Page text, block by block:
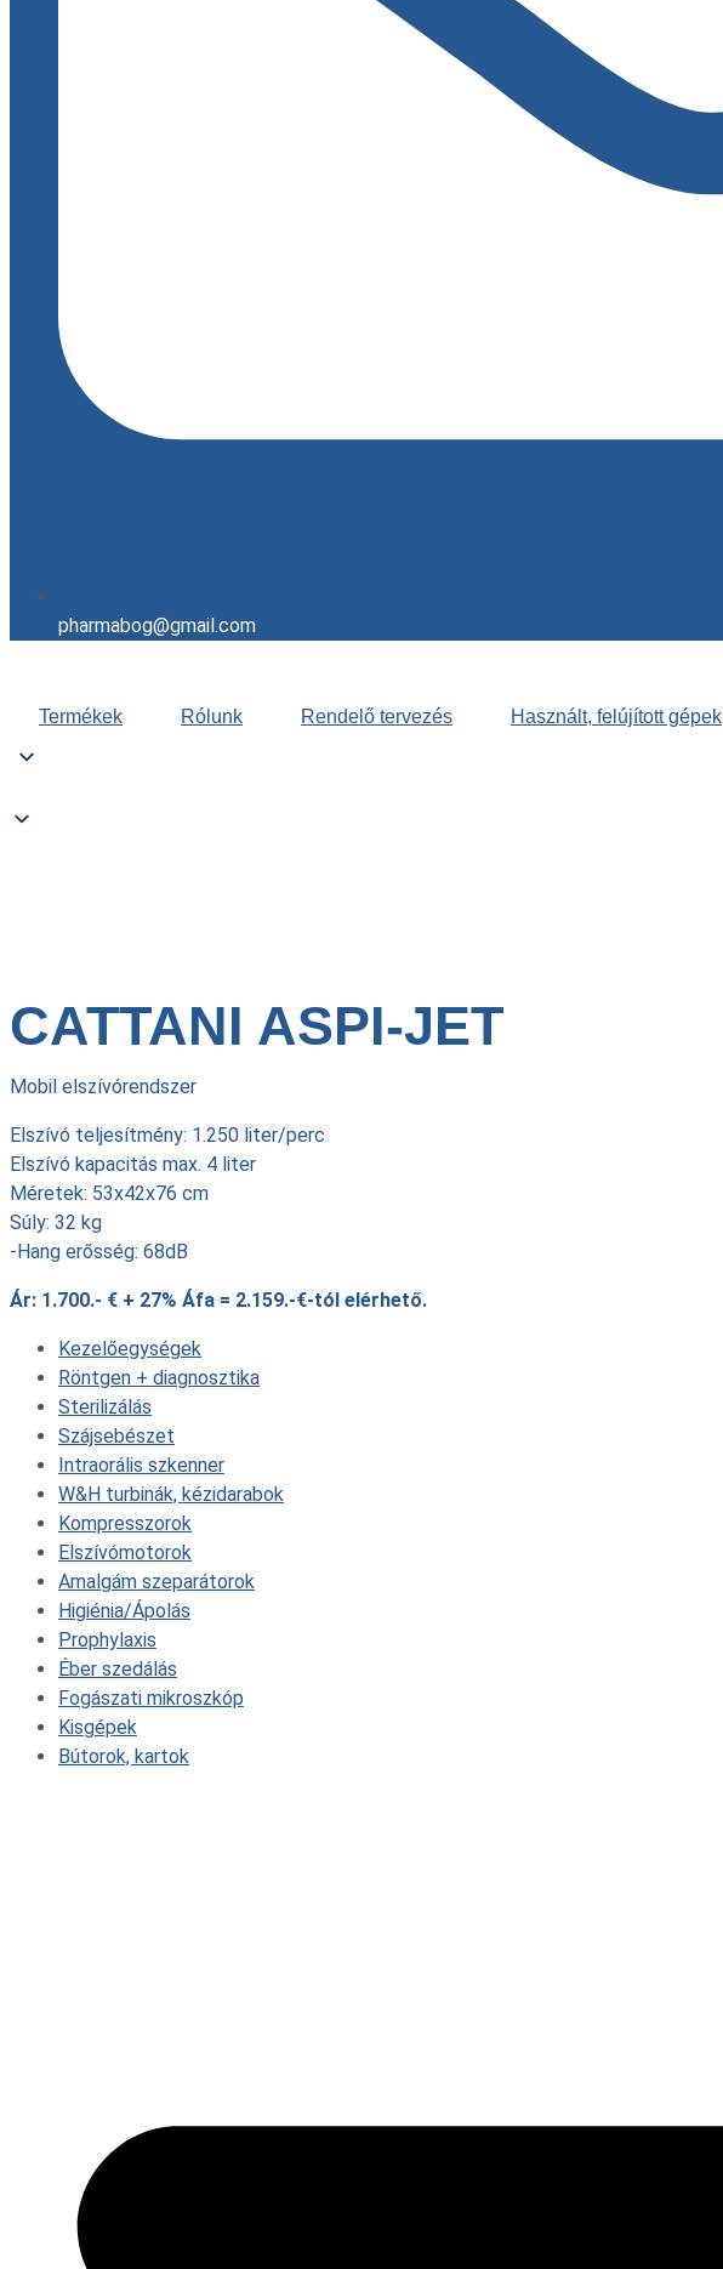
pharmabog@gmail.com
Termékek Rólunk Rendelő tervezés Használt, felújított gépek
CATTANI ASPI-JET
Mobil elszívórendszer
Elszívó teljesítmény: 1.250 liter/perc
Elszívó kapacitás max. 4 liter
Méretek: 53x42x76 cm
Súly: 32 kg
-Hang erősség: 68dB
Ár: 1.700.- € + 27% Áfa = 2.159.-€-tól elérhető.
Kezelőegységek
Röntgen + diagnosztika
Sterilizálás
Szájsebészet
Intraorális szkenner
W&H turbinák, kézidarabok
Kompresszorok
Elszívómotorok
Amalgám szeparátorok
Higiénia/Ápolás
Prophylaxis
Éber szedálás
Fogászati mikroszkóp
Kisgépek
Bútorok, kartok